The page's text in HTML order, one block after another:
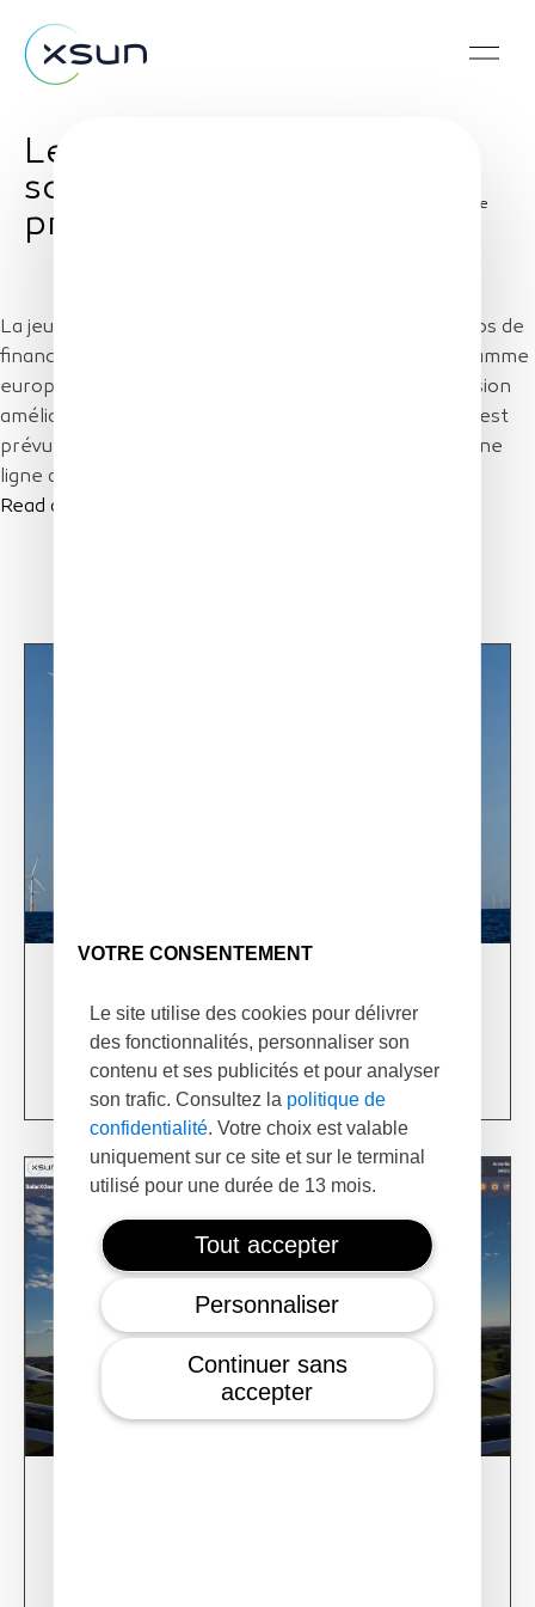
VOTRE CONSENTEMENT
Le site utilise des cookies pour délivrer
des fonctionnalités, personnaliser son
contenu et ses publicités et pour analyser
son trafic. Consultez la politique de
confidentialité. Votre choix est valable
uniquement sur ce site et sur le terminal
utilisé pour une durée de 13 mois.
Tout accepter
Personnaliser
Continuer sans
accepter
Les Echos : Le drone
solaire d'XSun va
prendre son envol
Share
La jeune société innovante mobilise 5,3 millions d'euros de
financement public, provenant notamment du programme
européen de recherche H2020. XSun lance une version
améliorée de son drone solaire, dont le vol inaugural est
prévu ce premier trimestre, et s'apprête à installer une
ligne de production à Guérande, en Loire-Atlantique.
Read article
XSun & TotalEnergies on prospection mission in
USA
Learn more